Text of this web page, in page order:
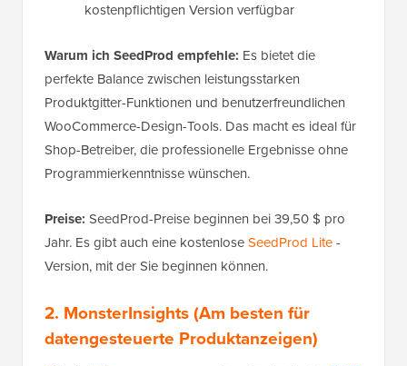
kostenpflichtigen Version verfügbar
Warum ich SeedProd empfehle: Es bietet die
perfekte Balance zwischen leistungsstarken
Produktgitter-Funktionen und benutzerfreundlichen
WooCommerce-Design-Tools. Das macht es ideal für
Shop-Betreiber, die professionelle Ergebnisse ohne
Programmierkenntnisse wünschen.
Preise: SeedProd-Preise beginnen bei 39,50 $ pro
Jahr. Es gibt auch eine kostenloseSeedProd Lite-
Version, mit der Sie beginnen können.
2. MonsterInsights(Am besten für
datengesteuerte Produktanzeigen)